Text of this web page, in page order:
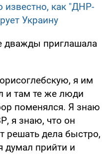
известно, как "ДНР-
Украину
дважды приглашала
я им
и там те же люди
поменялся. Я знаю
я знаю, что он
решать дела быстро,
думал прийти и